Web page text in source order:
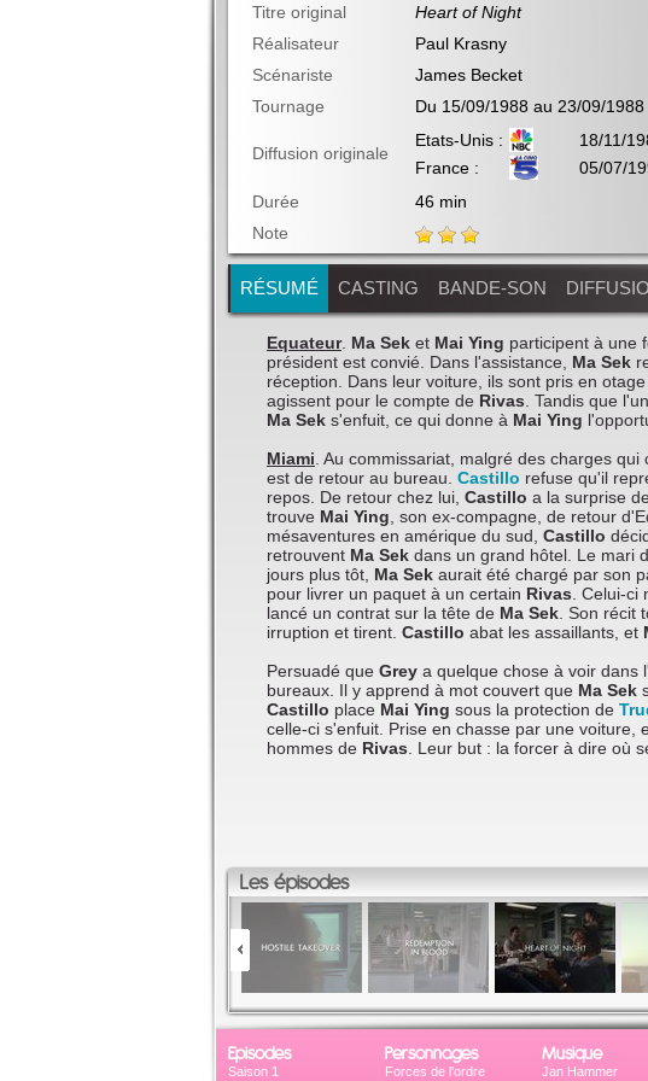
Titre original
Heart of Night
Réalisateur
Paul Krasny
Scénariste
James Becket
Tournage
Du 15/09/1988 au 23/09/1988
Diffusion originale
Etats-Unis :
18/11/
France :
05/07/
Durée
46 min
Note
RÉSUMÉ CASTING BANDE-SON
Equateur. Ma Sek et Mai Ying participent à une
président est convié. Dans l'assistance, Ma Sek
réception. Dans leur voiture, ils sont pris en
agissent pour le compte de Rivas . Tandis que
Ma Sek s'enfuit, ce qui donne à Mai Ying
Miami . Au commissariat, malgré des charges
est de retour au bureau. Castillo refuse qu'il
repos. De retour chez lui, Castillo a la surprise
trouve Mai Ying , son ex-compagne, de retour
mésaventures en amérique du sud, Castillo
retrouvent Ma Sek dans un grand hôtel. Le mari
jours plus tôt, Ma Sek aurait été chargé par son
pour livrer un paquet à un certain Rivas . Celui-
lancé un contrat sur la tête de Ma Sek . Son
irruption et tirent. Castillo abat les assaillants, et
Persuadé que Grey a quelque chose à voir dans
bureaux. Il y apprend à mot couvert que Ma Sek
Castillo place Mai Ying sous la protection de
celle-ci s'enfuit. Prise en chasse par une voiture,
hommes de Rivas . Leur but : la forcer à dire où
Les épisodes
Episodes
Saison 1
Personnages
Forces de l'ordre
Musique
Jan Hammer